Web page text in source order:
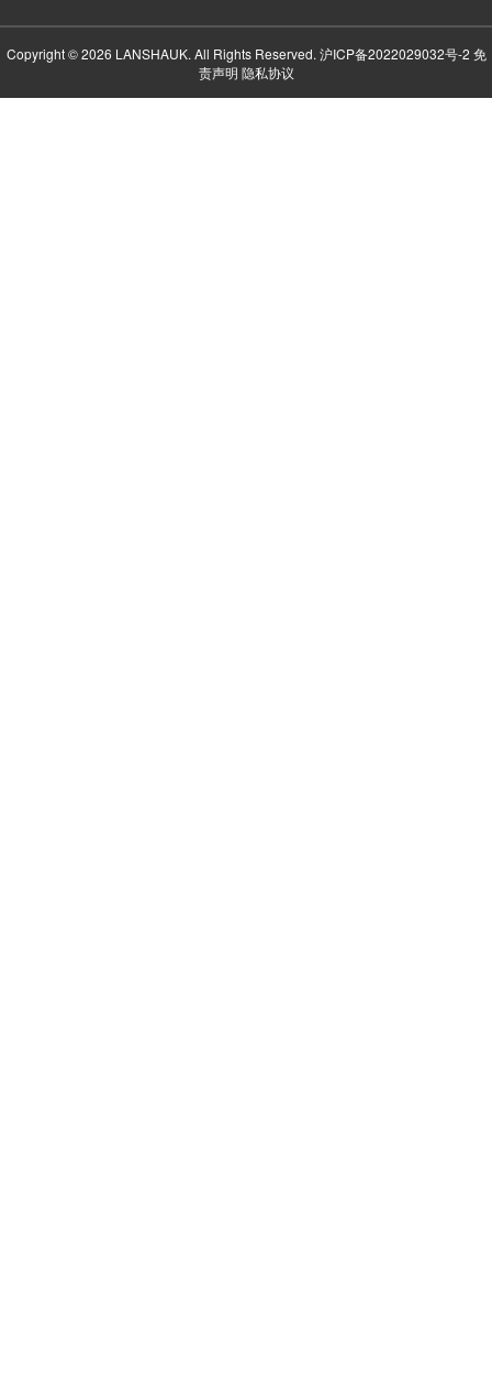
Copyright © 2026 LANSHAUK. All Rights Reserved. 沪ICP备2022029032号-2 免
责声明 隐私协议